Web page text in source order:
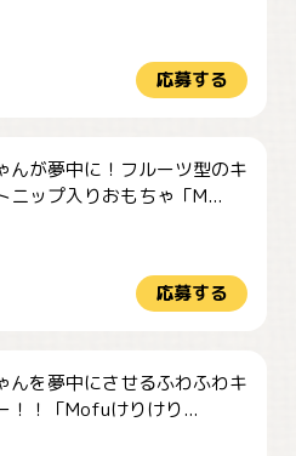
応募する
んが夢中に！フルーツ型のキ
ニップ入りおもちゃ「M...
応募する
んを夢中にさせるふわふわキ
！！「Mofuけりけり...